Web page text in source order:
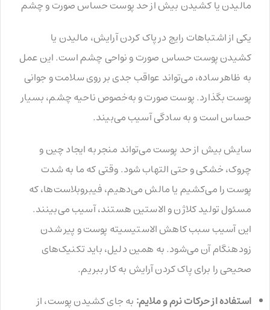
مالیدن یا کشیدن بیش از حد پوست حساس صورت و چشم
یکی از اشتباهات رایج در پاک کردن آرایش، مالیدن یا
کشیدن پوست حساس صورت و نواحی چشم است. این عمل
به ظاهر ساده، می‌تواند عواقب جدی بر روی سلامت و جوانی
پوست بگذارد. پوست صورت و به‌خصوص ناحیه چشم، بسیار
حساس است و به سادگی آسیب می‌بیند.
سایش بیش از حد پوست می‌تواند منجر به ایجاد چین و
چروک، خشکی و حتی التهاب شود. وقتی که ما به شدت
پوست را می‌کشیم یا مالش می‌دهیم، فیبروبلاست‌ها، که
مسئول تولید کلاژن و الاستین هستند، آسیب می‌بینند.
این آسیب سبب کاهش الاستیسیته پوست و پیر شدن
زودهنگام آن می‌شود. به همین دلیل، باید تکنیک‌های
صحیحی را برای پاک کردن آرایش به کار ببریم.
استفاده از حرکات نرم و ملایم: به جای کشیدن پوست، از